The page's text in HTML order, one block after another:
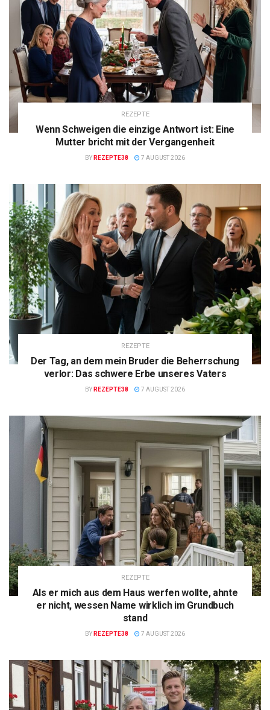
REZEPTE
Wenn Schweigen die einzige Antwort ist: Eine
Mutter bricht mit der Vergangenheit
BY REZEPTE38 7 AUGUST 2026
REZEPTE
Der Tag, an dem mein Bruder die Beherrschung
verlor: Das schwere Erbe unseres Vaters
BY REZEPTE38 7 AUGUST 2026
REZEPTE
Als er mich aus dem Haus werfen wollte, ahnte
er nicht, wessen Name wirklich im Grundbuch
stand
BY REZEPTE38 7 AUGUST 2026